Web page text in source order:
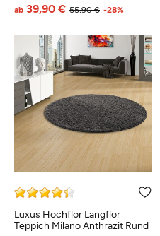
55,90 €
ab 39,90 € -28%
Luxus Hochflor Langflor
Teppich Milano Anthrazit Rund